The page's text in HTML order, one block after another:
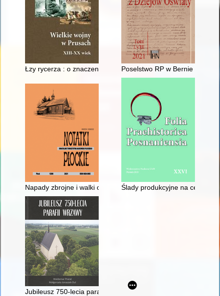
Łzy rycerza : o znaczeniu płaczu w tekście Jana Długosza na
Poselstwo RP w Bernie i jego
Napady zbrojne i walki o Łęczycę oraz zniszczenia wojenne
Ślady produkcyjne na cegłach
Jubileusz 750-lecia parafii Wrzawy